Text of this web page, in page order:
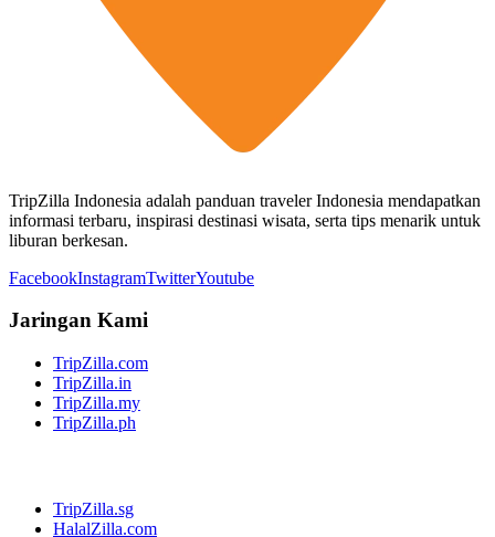
TripZilla Indonesia adalah panduan traveler Indonesia mendapatkan
informasi terbaru, inspirasi destinasi wisata, serta tips menarik untuk
liburan berkesan.
FacebookInstagramTwitterYoutube
Jaringan Kami
TripZilla.com
TripZilla.in
TripZilla.my
TripZilla.ph
TripZilla.sg
HalalZilla.com